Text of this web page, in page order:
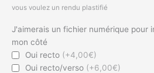
vous voulez un rendu plastifié
J'aimerais un fichier numérique pour
mon côté
Oui recto (+4,00€)
Oui recto/verso (+6,00€)